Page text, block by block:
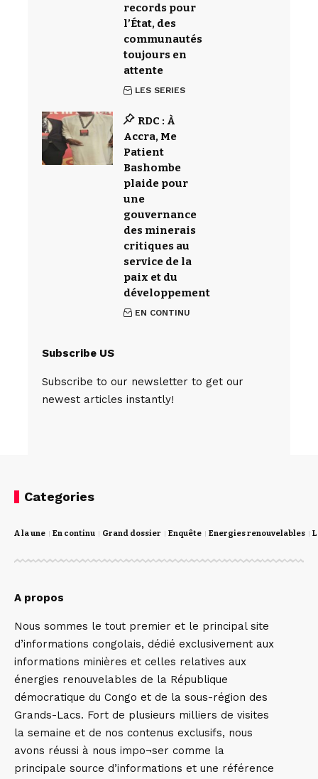
records pour
l’État, des
communautés
toujours en
attente
LES SERIES
RDC : À
Accra, Me
Patient
Bashombe
plaide pour
une
gouvernance
des minerais
critiques au
service de la
paix et du
développement
EN CONTINU
Subscribe US
Subscribe to our newsletter to get our
newest articles instantly!
Categories
A la une En continu Grand dossier Enquête Energies renouvelables
A propos
Nous sommes le tout premier et le principal site
d’informations congolais, dédié exclusivement aux
informations minières et celles relatives aux
énergies renouvelables de la République
démocratique du Congo et de la sous-région des
Grands-Lacs. Fort de plusieurs milliers de visites
la semaine et de nos contenus exclusifs, nous
avons réussi à nous impo¬ser comme la
principale source d’informations et une référence